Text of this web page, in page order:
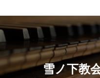
雪ノ下教